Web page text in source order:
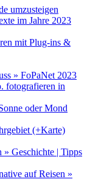
umzusteigen
im Jahre 2023
mit Plug-ins &
» FoPaNet 2023
fotografieren in
oder Mond
(+Karte)
» Geschichte | Tipps
auf Reisen »